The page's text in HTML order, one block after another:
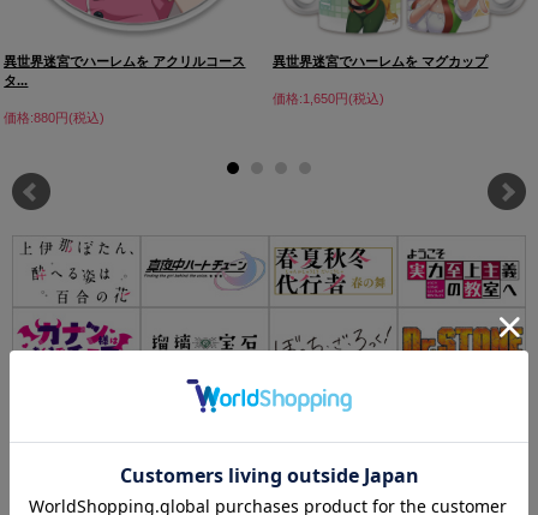
異世界迷宮でハーレムを アクリルコース
タ...
価格:880円(税込)
異世界迷宮でハーレムを マグカップ
価格:1,650円(税込)